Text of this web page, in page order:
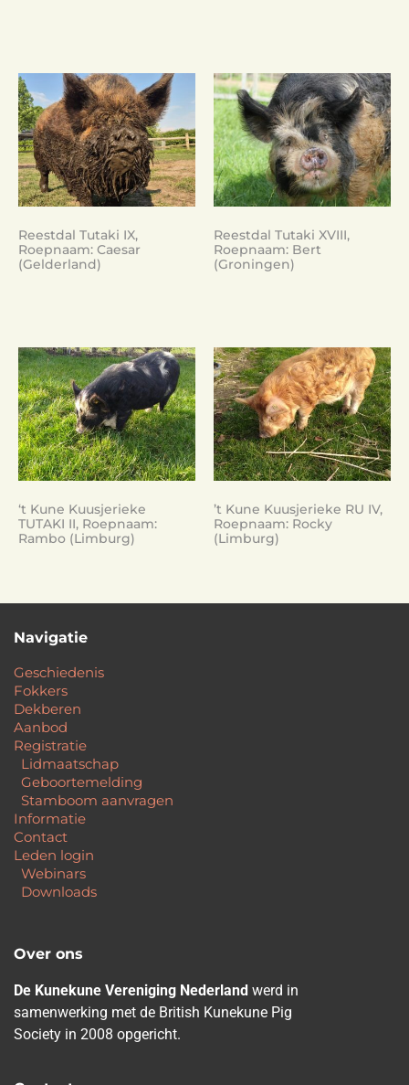
Reestdal Tutaki IX,
Roepnaam: Caesar
(Gelderland)
Reestdal Tutaki XVIII,
Roepnaam: Bert
(Groningen)
‘t Kune Kuusjerieke
TUTAKI II, Roepnaam:
Rambo (Limburg)
’t Kune Kuusjerieke RU IV,
Roepnaam: Rocky
(Limburg)
Navigatie
Geschiedenis
Fokkers
Dekberen
Aanbod
Registratie
Lidmaatschap
Geboortemelding
Stamboom aanvragen
Informatie
Contact
Leden login
Webinars
Downloads
Over ons
De Kunekune Vereniging Nederland werd in
samenwerking met de British Kunekune Pig
Society in 2008 opgericht.